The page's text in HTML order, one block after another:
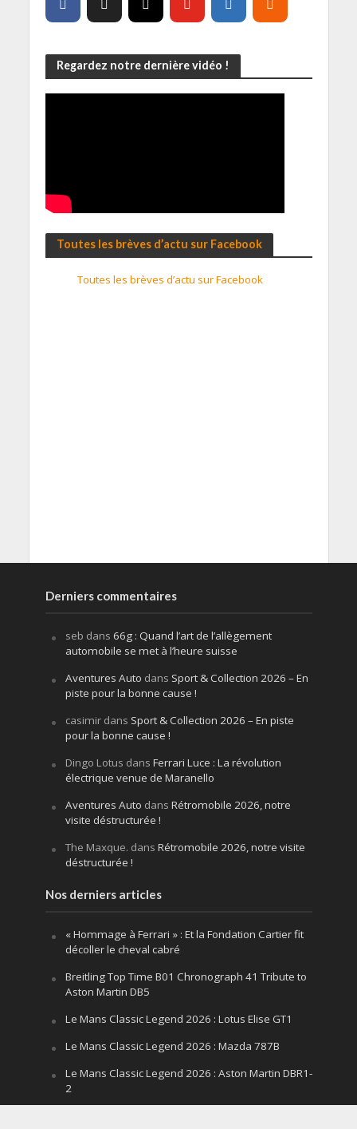
Regardez notre dernière vidéo !
Toutes les brèves d’actu sur Facebook
Toutes les brèves d’actu sur Facebook
Derniers commentaires
seb dans 66g : Quand l’art de l’allègement
automobile se met à l’heure suisse
Aventures Auto dans Sport & Collection 2026 – En
piste pour la bonne cause !
casimirdans Sport & Collection 2026 – En piste
pour la bonne cause !
Dingo Lotus dans Ferrari Luce : La révolution
électrique venue de Maranello
Aventures Auto dans Rétromobile 2026, notre
visite déstructurée !
The Maxque. dans Rétromobile 2026, notre visite
déstructurée !
Nos derniers articles
« Hommage à Ferrari » : Et la Fondation Cartier fit
décoller le cheval cabré
Breitling Top Time B01 Chronograph 41 Tribute to
Aston Martin DB5
Le Mans Classic Legend 2026 : Lotus Elise GT1
Le Mans Classic Legend 2026 : Mazda 787B
Le Mans Classic Legend 2026 : Aston Martin DBR1-
2